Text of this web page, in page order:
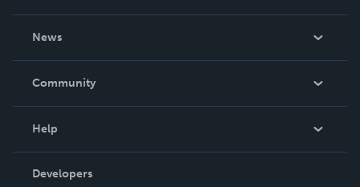
News
In The News
Community
Podcast
Help
Order Lookup
Developers